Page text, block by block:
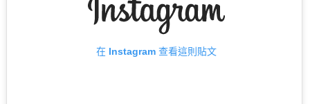
在 Instagram 查看這則貼文